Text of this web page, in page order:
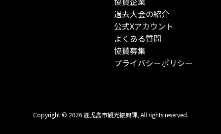
過去大会の紹介
公式Xアカウント
よくある質問
協賛募集
プライバシーポリシー
Copyright © 2026 鹿児島市観光振興課, All rights reserved.